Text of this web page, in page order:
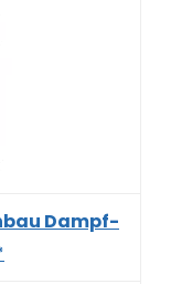
Dampf-